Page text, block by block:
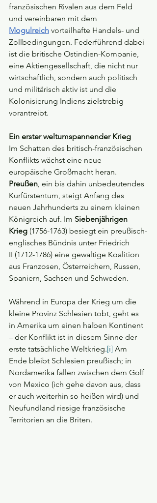
französischen Rivalen aus dem Feld
und vereinbaren mit dem
Mogulreich vorteilhafte Handels- und
Zollbedingungen. Federführend dabei
ist die britische Ostindien-Kompanie,
eine Aktiengesellschaft, die nicht nur
wirtschaftlich, sondern auch politisch
und militärisch aktiv ist und die
Kolonisierung Indiens zielstrebig
vorantreibt.
Ein erster weltumspannender Krieg
Im Schatten des britisch-französischen
Konflikts wächst eine neue
europäische Großmacht heran.
Preußen, ein bis dahin unbedeutendes
Kurfürstentum, steigt Anfang des
neuen Jahrhunderts zu einem kleinen
Königreich auf. Im Siebenjährigen
Krieg (1756-1763) besiegt ein preußisch-
englisches Bündnis unter Friedrich
II (1712-1786) eine gewaltige Koalition
aus Franzosen, Österreichern, Russen,
Spaniern, Sachsen und Schweden.
Während in Europa der Krieg um die
kleine Provinz Schlesien tobt, geht es
in Amerika um einen halben Kontinent
– der Konflikt ist in diesem Sinne der
erste tatsächliche Weltkrieg.[i] Am
Ende bleibt Schlesien preußisch; in
Nordamerika fallen zwischen dem Golf
von Mexico (ich gehe davon aus, dass
er auch weiterhin so heißen wird) und
Neufundland riesige französische
Territorien an die Briten.